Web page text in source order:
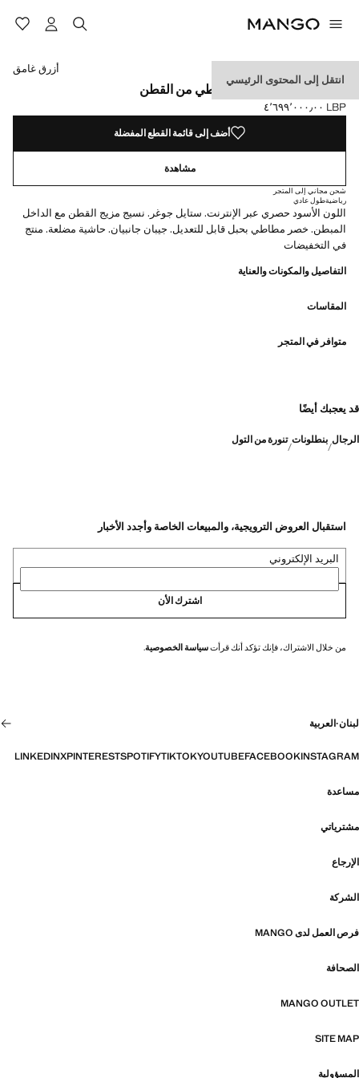
انتقل إلى المحتوى الرئيسي
سروال رياضي بخصر مطاطي من القطن
السعر الحالي [LBP ٤٬٦٩٩٬٠٠٠٫٠٠ ]
LBP ٤٬٦٩٩٬٠٠٠٫٠٠
حدد اللون
اللون أسودتم اختيار اللون أزرق غامق
اللون رملياللون رمادي أرجواني فاتح
أزرق غامق
أضف إلى قائمة القطع المفضلة
مشاهدة
شحن مجاني إلى المتجر
رياضيةطول عادي
اللون الأسود حصري عبر الإنترنت. ستايل جوغر. نسيج مزيج القطن مع الداخل
المبطن. خصر مطاطي بحبل قابل للتعديل. جيبان جانبيان. حاشية مضلعة. منتج
في التخفيضات
التفاصيل والمكونات والعناية
المقاسات
متوافر في المتجر
قد يعجبك أيضًا
الرجال بنطلونات تنورة من التول
استقبال العروض الترويجية، والمبيعات الخاصة وأجدد الأخبار
البريد الإلكتروني
اشترك الأن
من خلال الاشتراك، فإنك تؤكد أنك قرأتسياسة الخصوصية.
لبنان·العربية
INSTAGRAM
FACEBOOK
YOUTUBE
TIKTOK
SPOTIFY
PINTEREST
X
LINKEDIN
مساعدة
مشترياتي
الإرجاع
الشركة
فرص العمل لدى MANGO
الصحافة
MANGO OUTLET
SITE MAP
المسؤولية